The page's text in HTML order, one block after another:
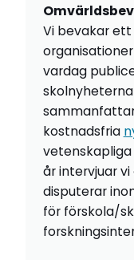
Vi bevakar
vardag
kostnadsfria
år intervjuar
disputerar
för förskola/